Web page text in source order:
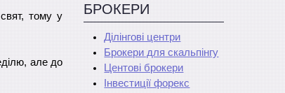
тому у
але до
БРОКЕРИ
Ділінгові центри
Брокери для скальпінгу
Центові брокери
Інвестиції форекс